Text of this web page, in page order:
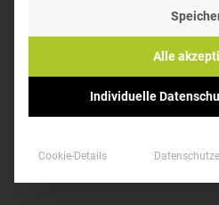
Alle
Individuelle
Cookie-Details